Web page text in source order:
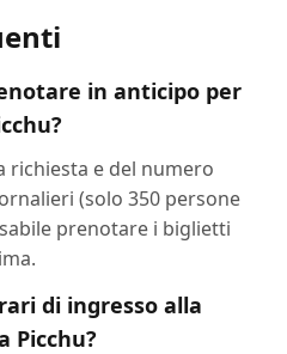
in anticipo per
richiesta e del numero
(solo 350 persone
prenotare i biglietti
di ingresso alla
Picchu?